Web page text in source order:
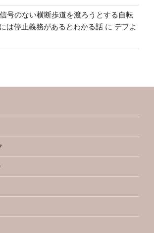
号のない横断歩道を渡ろうとする自転
は停止義務があるとわかる話 に デフよ